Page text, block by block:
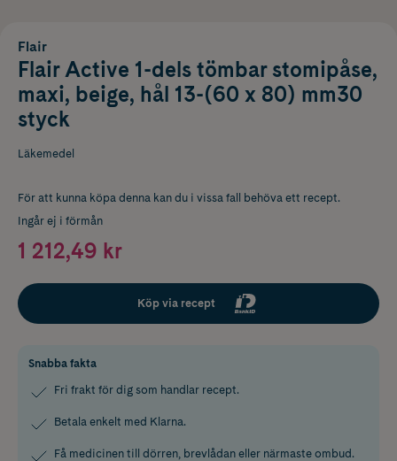
Flair
Flair Active 1-dels tömbar stomipåse,
maxi, beige, hål 13-(60 x 80) mm30
styck
Läkemedel
För att kunna köpa denna kan du i vissa fall behöva ett recept.
Ingår ej i förmån
1 212,49 kr
Köp via recept
Snabba fakta
Fri frakt för dig som handlar recept.
Betala enkelt med Klarna.
Få medicinen till dörren, brevlådan eller närmaste ombud.